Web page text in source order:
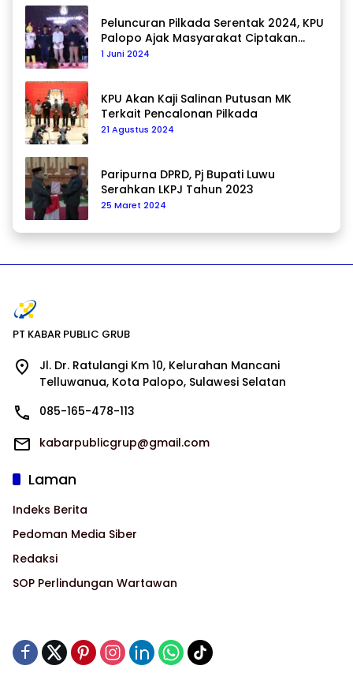
Peluncuran Pilkada Serentak 2024, KPU
Palopo Ajak Masyarakat Ciptakan
Pilkada Damai
1 Juni 2024
KPU Akan Kaji Salinan Putusan MK
Terkait Pencalonan Pilkada
21 Agustus 2024
Paripurna DPRD, Pj Bupati Luwu
Serahkan LKPJ Tahun 2023
25 Maret 2024
PT KABAR PUBLIC GRUB
Jl. Dr. Ratulangi Km 10, Kelurahan Mancani
Telluwanua, Kota Palopo, Sulawesi Selatan
085-165-478-113
kabarpublicgrup@gmail.com
Laman
Indeks Berita
Pedoman Media Siber
Redaksi
SOP Perlindungan Wartawan